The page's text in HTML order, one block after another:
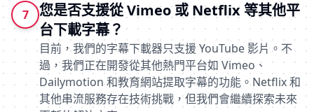
7
您是否支援從 Vimeo 或 Netflix 等其他平
台下載字幕？
目前，我們的字幕下載器只支援 YouTube 影片。不
過，我們正在開發從其他熱門平台如 Vimeo、
Dailymotion 和教育網站提取字幕的功能。Netflix 和
其他串流服務存在技術挑戰，但我們會繼續探索未來